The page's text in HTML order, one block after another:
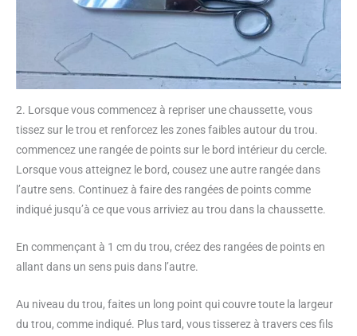
2. Lorsque vous commencez à repriser une chaussette, vous
tissez sur le trou et renforcez les zones faibles autour du trou.
commencez une rangée de points sur le bord intérieur du cercle.
Lorsque vous atteignez le bord, cousez une autre rangée dans
l’autre sens. Continuez à faire des rangées de points comme
indiqué jusqu’à ce que vous arriviez au trou dans la chaussette.
En commençant à 1 cm du trou, créez des rangées de points en
allant dans un sens puis dans l’autre.
Au niveau du trou, faites un long point qui couvre toute la largeur
du trou, comme indiqué. Plus tard, vous tisserez à travers ces fils